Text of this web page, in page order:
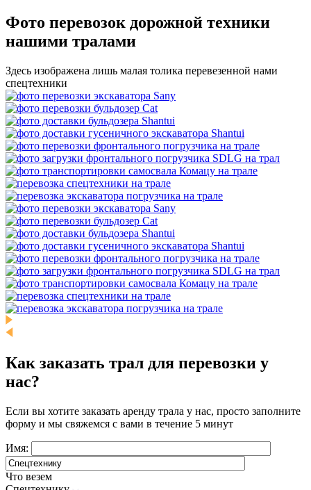
Фото перевозок дорожной техники
нашими тралами
Здесь изображена лишь малая толика перевезенной нами
спецтехники
Как заказать трал для перевозки у
нас?
Если вы хотите заказать аренду трала у нас, просто заполните
форму и мы свяжемся с вами в течение 5 минут
Имя:
Что везем